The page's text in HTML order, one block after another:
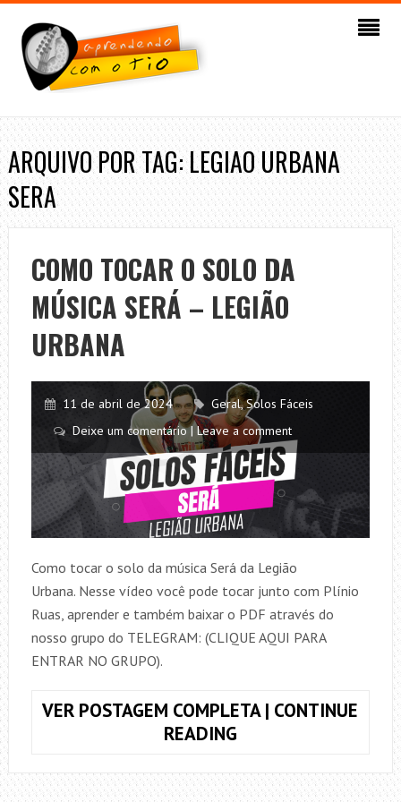
ARQUIVO POR TAG: LEGIAO URBANA
SERA
COMO TOCAR O SOLO DA
MÚSICA SERÁ – LEGIÃO
URBANA
11 de abril de 2024 Geral,Solos Fáceis
Deixe um comentário | Leave a comment
Como tocar o solo da música Será da Legião
Urbana. Nesse vídeo você pode tocar junto com Plínio
Ruas, aprender e também baixar o PDF através do
nosso grupo do TELEGRAM: (CLIQUE AQUI PARA
ENTRAR NO GRUPO).
VER POSTAGEM COMPLETA | CONTINUE
READINGCOMO
O